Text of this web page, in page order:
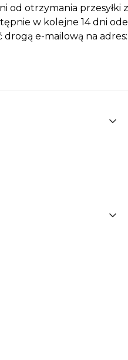
od otrzymania przesyłki
w kolejne 14 dni
drogą e-mailową na adres: